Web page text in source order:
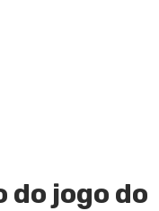
do jogo do